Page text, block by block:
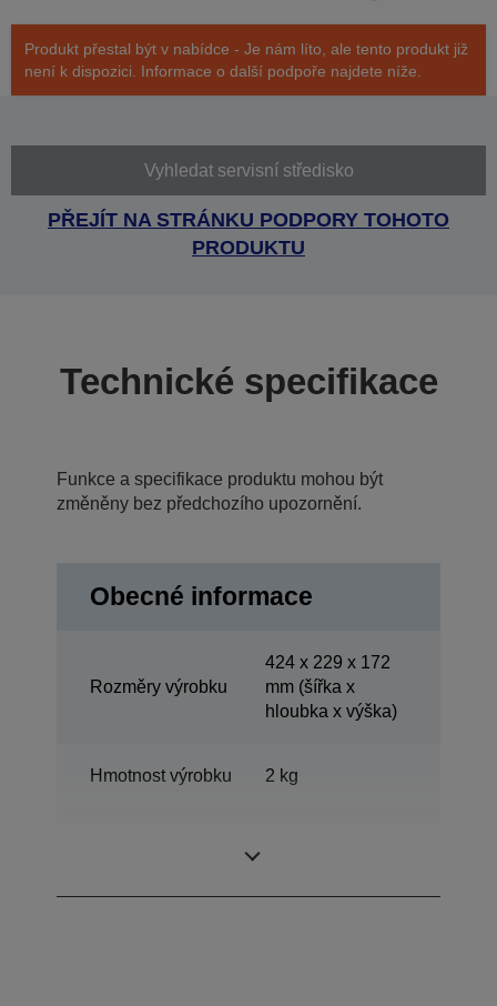
Produkt přestal být v nabídce - Je nám líto, ale tento produkt již
není k dispozici. Informace o další podpoře najdete níže.
Vyhledat servisní středisko
PŘEJÍT NA STRÁNKU PODPORY TOHOTO
PRODUKTU
Technické specifikace
Funkce a specifikace produktu mohou být
změněny bez předchozího upozornění.
Obecné informace
Rozměry výrobku
424‎ x 229 x 172
mm (šířka x
hloubka x výška)
Hmotnost výrobku 2 kg